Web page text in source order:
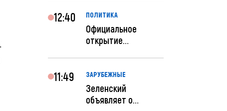
12:40 ПОЛИТИКА
Официальное
открытие
Кишиневе: и...
11:49 ЗАРУБЕЖНЫЕ
Зеленский
объявляет о